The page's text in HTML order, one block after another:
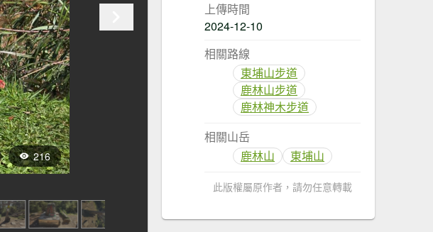
216
上傳時間
2024-12-10
相關路線
東埔山步道
鹿林山步道
鹿林神木步道
相關山岳
鹿林山
東埔山
此版權屬原作者，請勿任意轉載